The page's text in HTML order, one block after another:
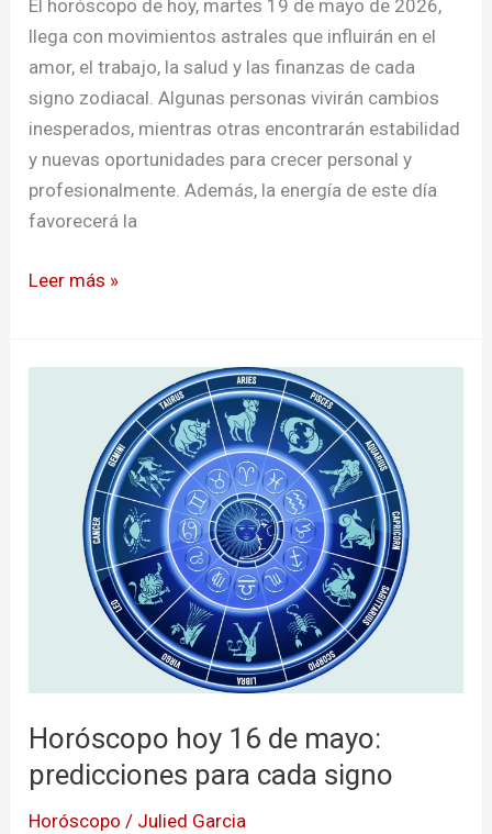
El horóscopo de hoy, martes 19 de mayo de 2026,
llega con movimientos astrales que influirán en el
amor, el trabajo, la salud y las finanzas de cada
signo zodiacal. Algunas personas vivirán cambios
inesperados, mientras otras encontrarán estabilidad
y nuevas oportunidades para crecer personal y
profesionalmente. Además, la energía de este día
favorecerá la
Leer más »
Horóscopo hoy 16 de mayo:
predicciones para cada signo
Horóscopo / Julied Garcia
predicciones